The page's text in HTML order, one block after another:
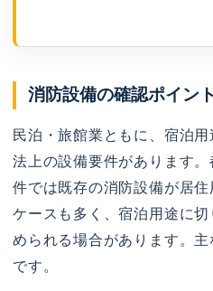
消防設備の確認ポイント
民泊・旅館業ともに、宿泊
法上の設備要件があります
件では既存の消防設備が居
ケースも多く、宿泊用途に
められる場合があります。
です。